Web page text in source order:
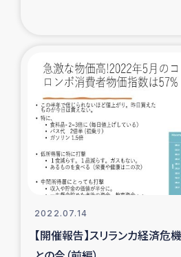
デニヤヤ小規模紅
コーヒー生産
アイナロ県マウベシ郡での
ベイルート大規模爆
アグロフォレストリー（
2022.07.14
【開催報告】スリランカ経済危